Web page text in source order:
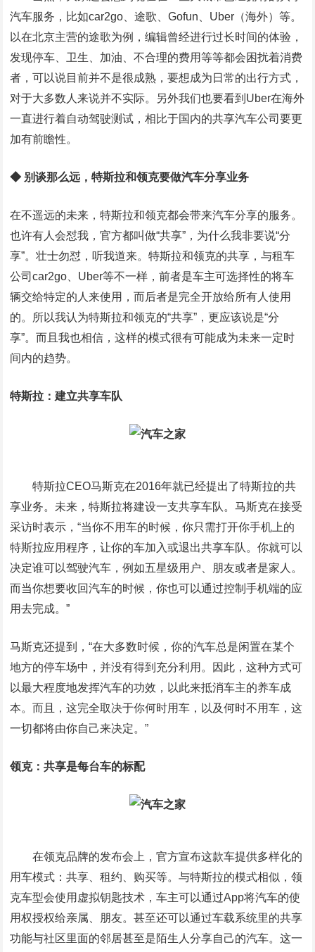
汽车服务，比如car2go、途歌、Gofun、Uber（海外）等。
以在北京主营的途歌为例，编辑曾经进行过长时间的体验，
发现停车、卫生、加油、不合理的费用等等都会困扰着消费
者，可以说目前并不是很成熟，要想成为日常的出行方式，
对于大多数人来说并不实际。另外我们也要看到Uber在海外
一直进行着自动驾驶测试，相比于国内的共享汽车公司要更
加有前瞻性。
◆ 别谈那么远，特斯拉和领克要做汽车分享业务
在不遥远的未来，特斯拉和领克都会带来汽车分享的服务。
也许有人会怼我，官方都叫做“共享”，为什么我非要说“分
享”。壮士勿怼，听我道来。特斯拉和领克的共享，与租车
公司car2go、Uber等不一样，前者是车主可选择性的将车
辆交给特定的人来使用，而后者是完全开放给所有人使用
的。所以我认为特斯拉和领克的“共享”，更应该说是“分
享”。而且我也相信，这样的模式很有可能成为未来一定时
间内的趋势。
特斯拉：建立共享车队
特斯拉CEO马斯克在2016年就已经提出了特斯拉的共
享业务。未来，特斯拉将建设一支共享车队。马斯克在接受
采访时表示，“当你不用车的时候，你只需打开你手机上的
特斯拉应用程序，让你的车加入或退出共享车队。你就可以
决定谁可以驾驶汽车，例如五星级用户、朋友或者是家人。
而当你想要收回汽车的时候，你也可以通过控制手机端的应
用去完成。”
马斯克还提到，“在大多数时候，你的汽车总是闲置在某个
地方的停车场中，并没有得到充分利用。因此，这种方式可
以最大程度地发挥汽车的功效，以此来抵消车主的养车成
本。而且，这完全取决于你何时用车，以及何时不用车，这
一切都将由你自己来决定。”
领克：共享是每台车的标配
在领克品牌的发布会上，官方宣布这款车提供多样化的
用车模式：共享、租约、购买等。与特斯拉的模式相似，领
克车型会使用虚拟钥匙技术，车主可以通过App将汽车的使
用权授权给亲属、朋友。甚至还可以通过车载系统里的共享
功能与社区里面的邻居甚至是陌生人分享自己的汽车。这一